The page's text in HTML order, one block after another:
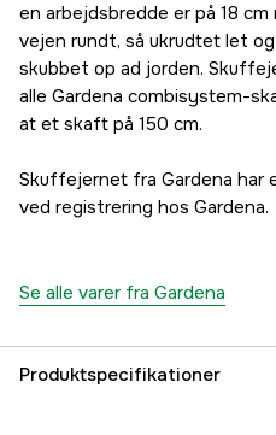
en arbejdsbredde er på 18
vejen rundt, så ukrudtet let
skubbet op ad jorden.
alle Gardena combisystem-
at et skaft på 150 cm.
Skuffejernet fra Gardena har
ved registrering hos Gardena.
Se alle varer fra Gardena
Produktspecifikationer